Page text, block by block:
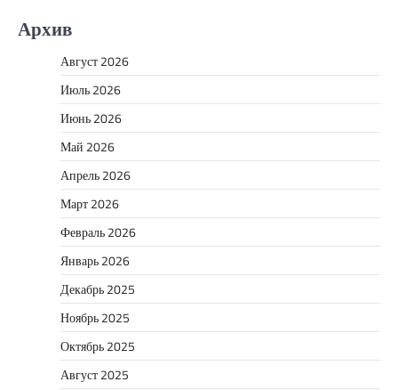
Архив
Август 2026
Июль 2026
Июнь 2026
Май 2026
Апрель 2026
Март 2026
Февраль 2026
Январь 2026
Декабрь 2025
Ноябрь 2025
Октябрь 2025
Август 2025